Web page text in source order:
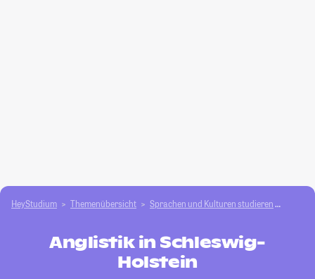
HeyStudium Themenübersicht Sprachen und Kulturen studieren
Anglistik in Schleswig-
Holstein